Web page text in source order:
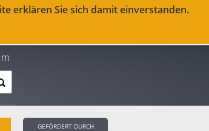
erklären Sie sich damit einverstanden.
GEFÖRDERT DURCH